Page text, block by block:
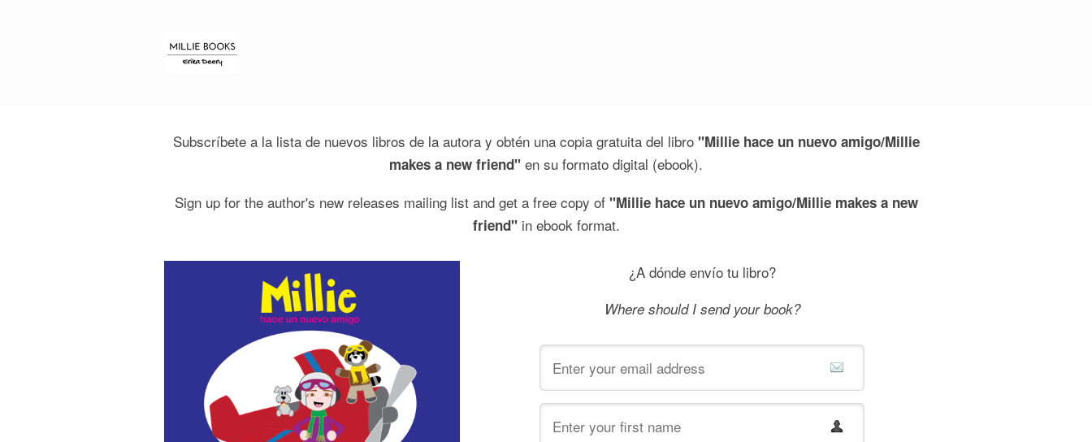
Subscríbete a la lista de nuevos libros de la autora y obtén una copia gratuita del libro"Millie hace un nuevo amigo/Millie
makes a new friend" en su formato digital (ebook).
Sign up for the author's new releases mailing list and get a free copy of"Millie hace un nuevo amigo/Millie makes a new
friend"in ebook format.
¿A dónde envío tu libro?
Where should I send your book?